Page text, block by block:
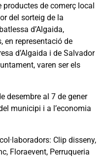
productes de comerç local
del sorteig de la
d’Algaida,
en representació de
d’Algaida i de Salvador
varen ser els
desembre al 7 de gener
municipi i a l’economia
Clip disseny,
Floraevent, Perruqueria